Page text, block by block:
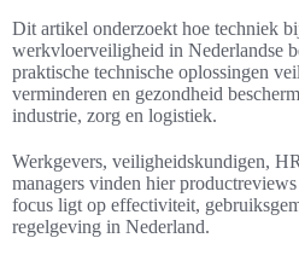
Dit artikel onderzoekt hoe techniek
werkvloerveiligheid in Nederlandse
praktische technische oplossingen
verminderen en gezondheid
industrie, zorg en logistiek.
Werkgevers, veiligheidskundigen,
managers vinden hier
focus ligt op effectiviteit,
regelgeving in Nederland.